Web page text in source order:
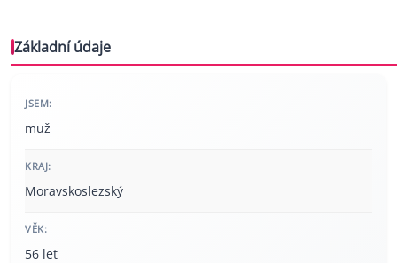
Základní údaje
JSEM:
muž
KRAJ:
Moravskoslezský
VĚK:
56 let